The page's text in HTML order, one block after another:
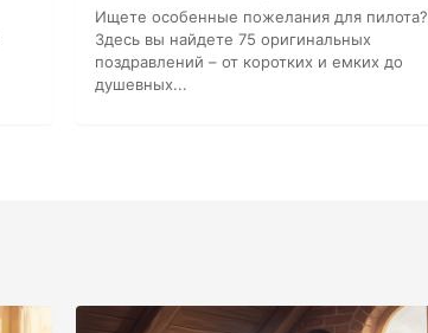
Ищете особенные пожелания для пилота?
Здесь вы найдете 75 оригинальных
поздравлений – от коротких и емких до
душевных...